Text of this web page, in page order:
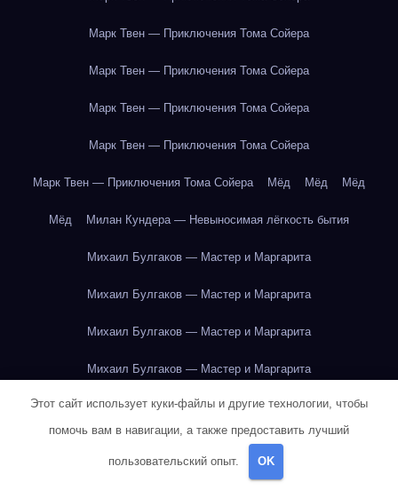
Марк Твен — Приключения Тома Сойера
Марк Твен — Приключения Тома Сойера
Марк Твен — Приключения Тома Сойера
Марк Твен — Приключения Тома Сойера
Марк Твен — Приключения Тома Сойера Мёд Мёд Мёд
Мёд Милан Кундера — Невыносимая лёгкость бытия
Михаил Булгаков — Мастер и Маргарита
Михаил Булгаков — Мастер и Маргарита
Михаил Булгаков — Мастер и Маргарита
Михаил Булгаков — Мастер и Маргарита
Михаил Булгаков — Мастер и Маргарита
Михаил Булгаков — Мастер и Маргарита
Михаил Булгаков — Мастер и Маргарита
Этот сайт использует куки-файлы и другие технологии, чтобы
помочь вам в навигации, а также предоставить лучший
пользовательский опыт. OK